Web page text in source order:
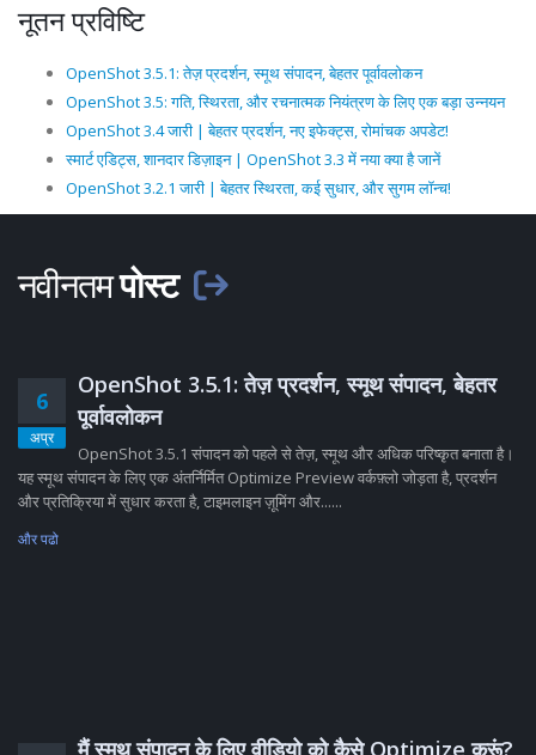
नूतन प्रविष्टि
OpenShot 3.5.1: तेज़ प्रदर्शन, स्मूथ संपादन, बेहतर पूर्वावलोकन
OpenShot 3.5: गति, स्थिरता, और रचनात्मक नियंत्रण के लिए एक बड़ा उन्नयन
OpenShot 3.4 जारी | बेहतर प्रदर्शन, नए इफेक्ट्स, रोमांचक अपडेट!
स्मार्ट एडिट्स, शानदार डिज़ाइन | OpenShot 3.3 में नया क्या है जानें
OpenShot 3.2.1 जारी | बेहतर स्थिरता, कई सुधार, और सुगम लॉन्च!
नवीनतमपोस्ट
6
अप्र
OpenShot 3.5.1: तेज़ प्रदर्शन, स्मूथ संपादन, बेहतर
पूर्वावलोकन
OpenShot 3.5.1 संपादन को पहले से तेज़, स्मूथ और अधिक परिष्कृत बनाता है।
यह स्मूथ संपादन के लिए एक अंतर्निर्मित Optimize Preview वर्कफ़्लो जोड़ता है, प्रदर्शन
और प्रतिक्रिया में सुधार करता है, टाइमलाइन ज़ूमिंग और......
और पढो
मैं स्मूथ संपादन के लिए वीडियो को कैसे Optimize करूं?